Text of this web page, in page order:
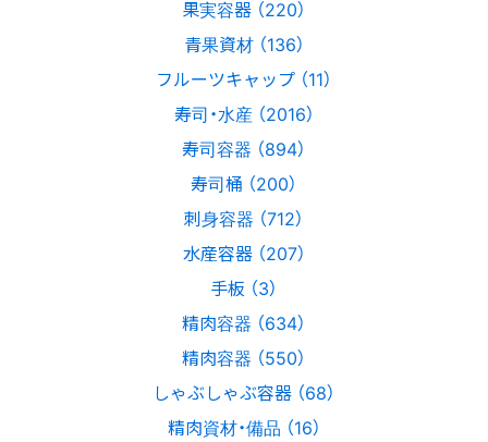
果実容器 （220）
青果資材 （136）
フルーツキャップ （11）
寿司・水産 （2016）
寿司容器 （894）
寿司桶 （200）
刺身容器 （712）
水産容器 （207）
手板 （3）
精肉容器 （634）
精肉容器 （550）
しゃぶしゃぶ容器 （68）
精肉資材・備品 （16）